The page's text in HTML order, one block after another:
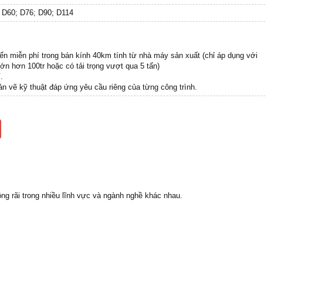
D60; D76; D90; D114
miễn phí trong bán kính 40km tính từ nhà máy sản xuất (chỉ áp dụng với
hơn 100tr hoặc có tải trọng vượt qua 5 tấn)
vẽ kỹ thuật đáp ứng yêu cầu riêng của từng công trình.
rãi trong nhiều lĩnh vực và ngành nghề khác nhau.